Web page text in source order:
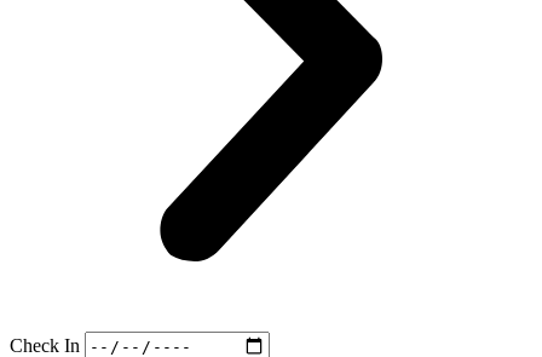
Check In